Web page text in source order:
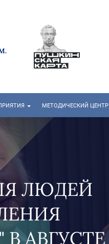
МЕТОДИЧЕСКИЙ ЦЕНТР
В САМОМ